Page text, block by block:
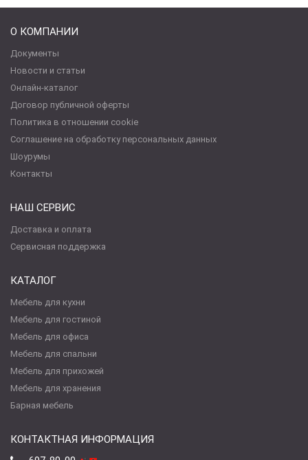
О КОМПАНИИ
Документы
Новости и статьи
Онлайн-каталог
Договор публичной оферты
Политика в отношении cookie
Соглашение на обработку персональных данных
Шоурумы
Контакты
НАШ СЕРВИС
Доставка и оплата
Сервисная поддержка
КАТАЛОГ
Мебель для кухни
Мебель для гостиной
Мебель для офиса
Мебель для спальни
Мебель для прихожей
Мебель для хранения
Барная мебель
КОНТАКТНАЯ ИНФОРМАЦИЯ